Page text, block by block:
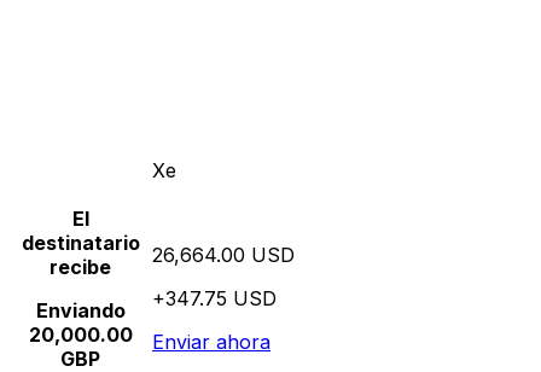
Xe
El
destinatario
recibe
Enviando
20,000.00
GBP
26,664.00 USD
+347.75 USD
Enviar ahora